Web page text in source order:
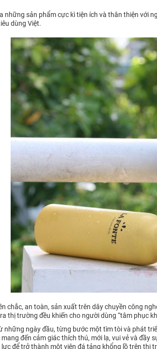
những sản phẩm cực kì tiện ích và thân thiện với
dùng Việt.
chắc, an toàn, sản xuất trên dây chuyền công
thị trường đều khiến cho người dùng “tâm phục
những ngày đầu, từng bước một tìm tòi và phát
đến cảm giác thích thú, mới lạ, vui vẻ và
để trở thành một viên đá tảng khổng lồ trên thị